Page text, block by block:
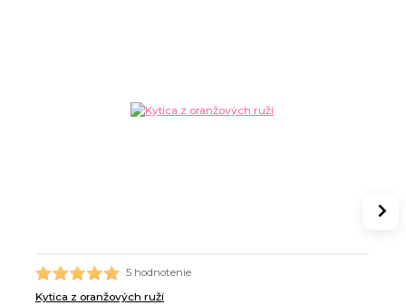
5 hodnotenie
Kytica z oranžových ruží